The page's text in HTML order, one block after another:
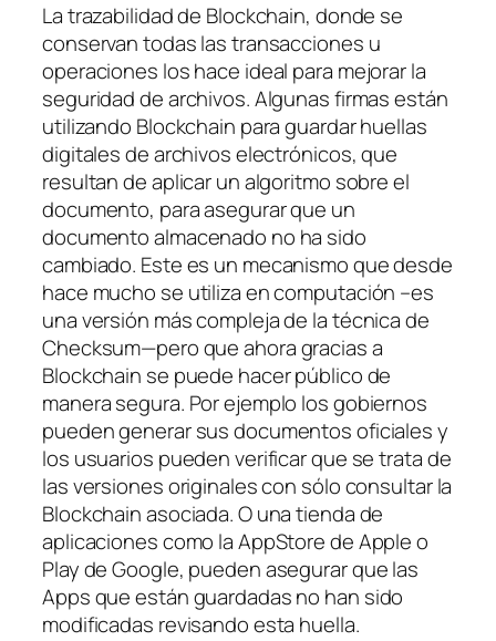
La trazabilidad de Blockchain, donde se
conservan todas las transacciones u
operaciones los hace ideal para mejorar la
seguridad de archivos. Algunas firmas están
utilizando Blockchain para guardar huellas
digitales de archivos electrónicos, que
resultan de aplicar un algoritmo sobre el
documento, para asegurar que un
documento almacenado no ha sido
cambiado. Este es un mecanismo que desde
hace mucho se utiliza en computación –es
una versión más compleja de la técnica de
Checksum—pero que ahora gracias a
Blockchain se puede hacer público de
manera segura. Por ejemplo los gobiernos
pueden generar sus documentos oficiales y
los usuarios pueden verificar que se trata de
las versiones originales con sólo consultar la
Blockchain asociada. O una tienda de
aplicaciones como la AppStore de Apple o
Play de Google, pueden asegurar que las
Apps que están guardadas no han sido
modificadas revisando esta huella.